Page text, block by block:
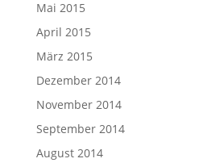
Mai 2015
April 2015
März 2015
Dezember 2014
November 2014
September 2014
August 2014